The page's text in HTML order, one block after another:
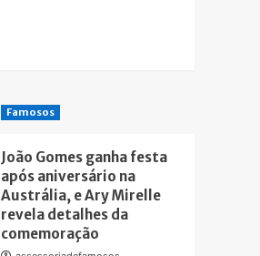
Famosos
João Gomes ganha festa
após aniversário na
Austrália, e Ary Mirelle
revela detalhes da
comemoração